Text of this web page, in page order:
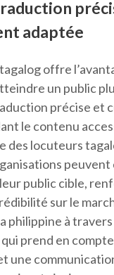
adaptée
offre
un public
précise et
le contenu
des locuteurs
peuvent
public cible,
sur le
philippine à
prend en
une